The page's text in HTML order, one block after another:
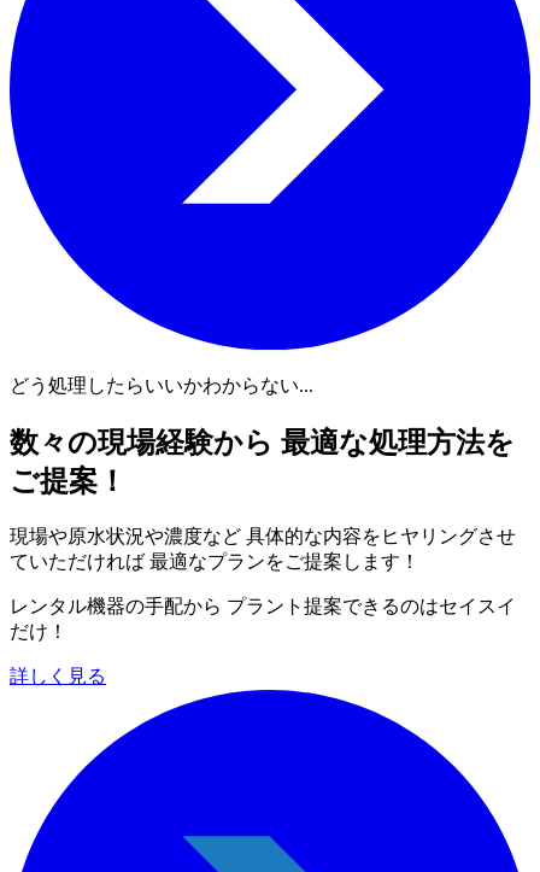
どう処理したらいいかわからない...
数々の現場経験から 最適な処理方法を
ご提案！
現場や原水状況や濃度など 具体的な内容をヒヤリングさせ
ていただければ 最適なプランをご提案します！
レンタル機器の手配から プラント提案できるのはセイスイ
だけ！
詳しく見る